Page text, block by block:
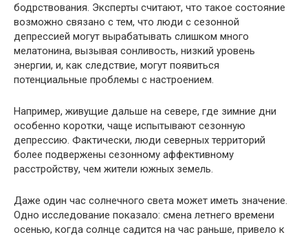
бодрствования. Эксперты считают, что такое состояние
возможно связано с тем, что люди с сезонной
депрессией могут вырабатывать слишком много
мелатонина, вызывая сонливость, низкий уровень
энергии, и, как следствие, могут появиться
потенциальные проблемы с настроением.
Например, живущие дальше на севере, где зимние дни
особенно коротки, чаще испытывают сезонную
депрессию. Фактически, люди северных территорий
более подвержены сезонному аффективному
расстройству, чем жители южных земель.
Даже один час солнечного света может иметь значение.
Одно исследование показало: смена летнего времени
осенью, когда солнце садится на час раньше, привело к